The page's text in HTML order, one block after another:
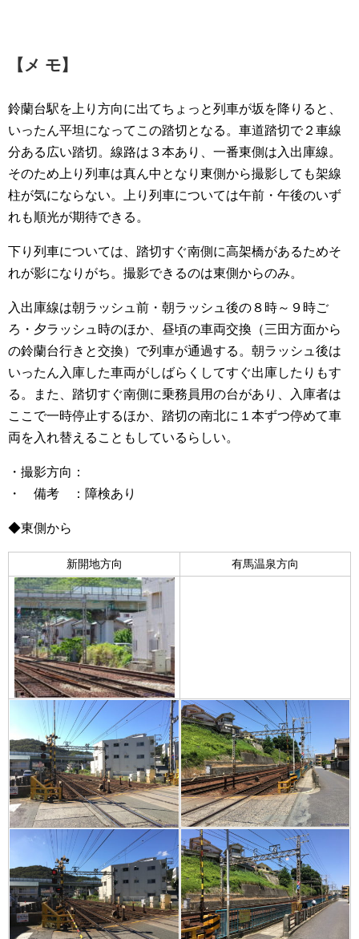
【メ モ】
鈴蘭台駅を上り方向に出てちょっと列車が坂を降りると、
いったん平坦になってこの踏切となる。車道踏切で２車線
分ある広い踏切。線路は３本あり、一番東側は入出庫線。
そのため上り列車は真ん中となり東側から撮影しても架線
柱が気にならない。上り列車については午前・午後のいず
れも順光が期待できる。
下り列車については、踏切すぐ南側に高架橋があるためそ
れが影になりがち。撮影できるのは東側からのみ。
入出庫線は朝ラッシュ前・朝ラッシュ後の８時～９時ご
ろ・夕ラッシュ時のほか、昼頃の車両交換（三田方面から
の鈴蘭台行きと交換）で列車が通過する。朝ラッシュ後は
いったん入庫した車両がしばらくしてすぐ出庫したりもす
る。また、踏切すぐ南側に乗務員用の台があり、入庫者は
ここで一時停止するほか、踏切の南北に１本ずつ停めて車
両を入れ替えることもしているらしい。
・撮影方向：
・ 備考 ：障検あり
◆東側から
新開地方向 有馬温泉方向